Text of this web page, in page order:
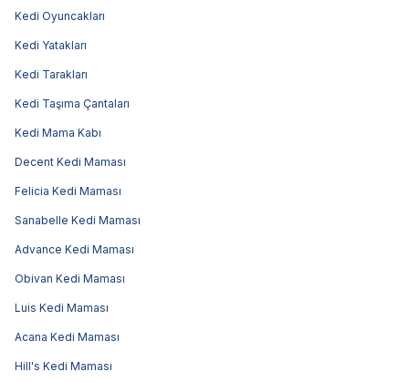
Kedi Oyuncakları
Kedi Yatakları
Kedi Tarakları
Kedi Taşıma Çantaları
Kedi Mama Kabı
Decent Kedi Maması
Felicia Kedi Maması
Sanabelle Kedi Maması
Advance Kedi Maması
Obivan Kedi Maması
Luis Kedi Maması
Acana Kedi Maması
Hill's Kedi Maması